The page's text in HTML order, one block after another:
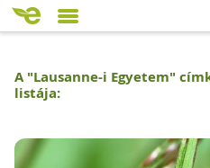
A "Lausanne-i Egyetem"
listája: